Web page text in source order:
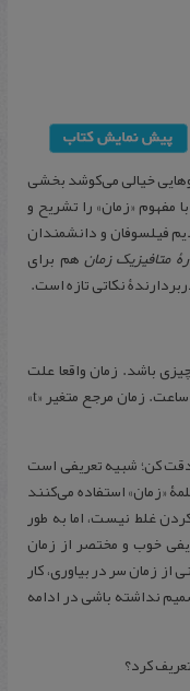
خیالی می‌کوشد بخشی
مفهوم «زمان» را تشریح و
فیلسوفان و دانشمندان
متافیزیک زمانهم برای
نکاتی تازه است.
باشد. زمان واقعا علت
پیرشدن نیست، یا علت به صدا‌ درآمدن زنگ ساعت. زمان مرجع متغیر «t»
کن؛ شبیه تعریفی است
«زمان» استفاده می‌کنند
غلط نیست، اما به طور
خوب و مختصر از زمان
زمان سر در بیاوری، کار
نداشته باشی در ادامه
کرد؟